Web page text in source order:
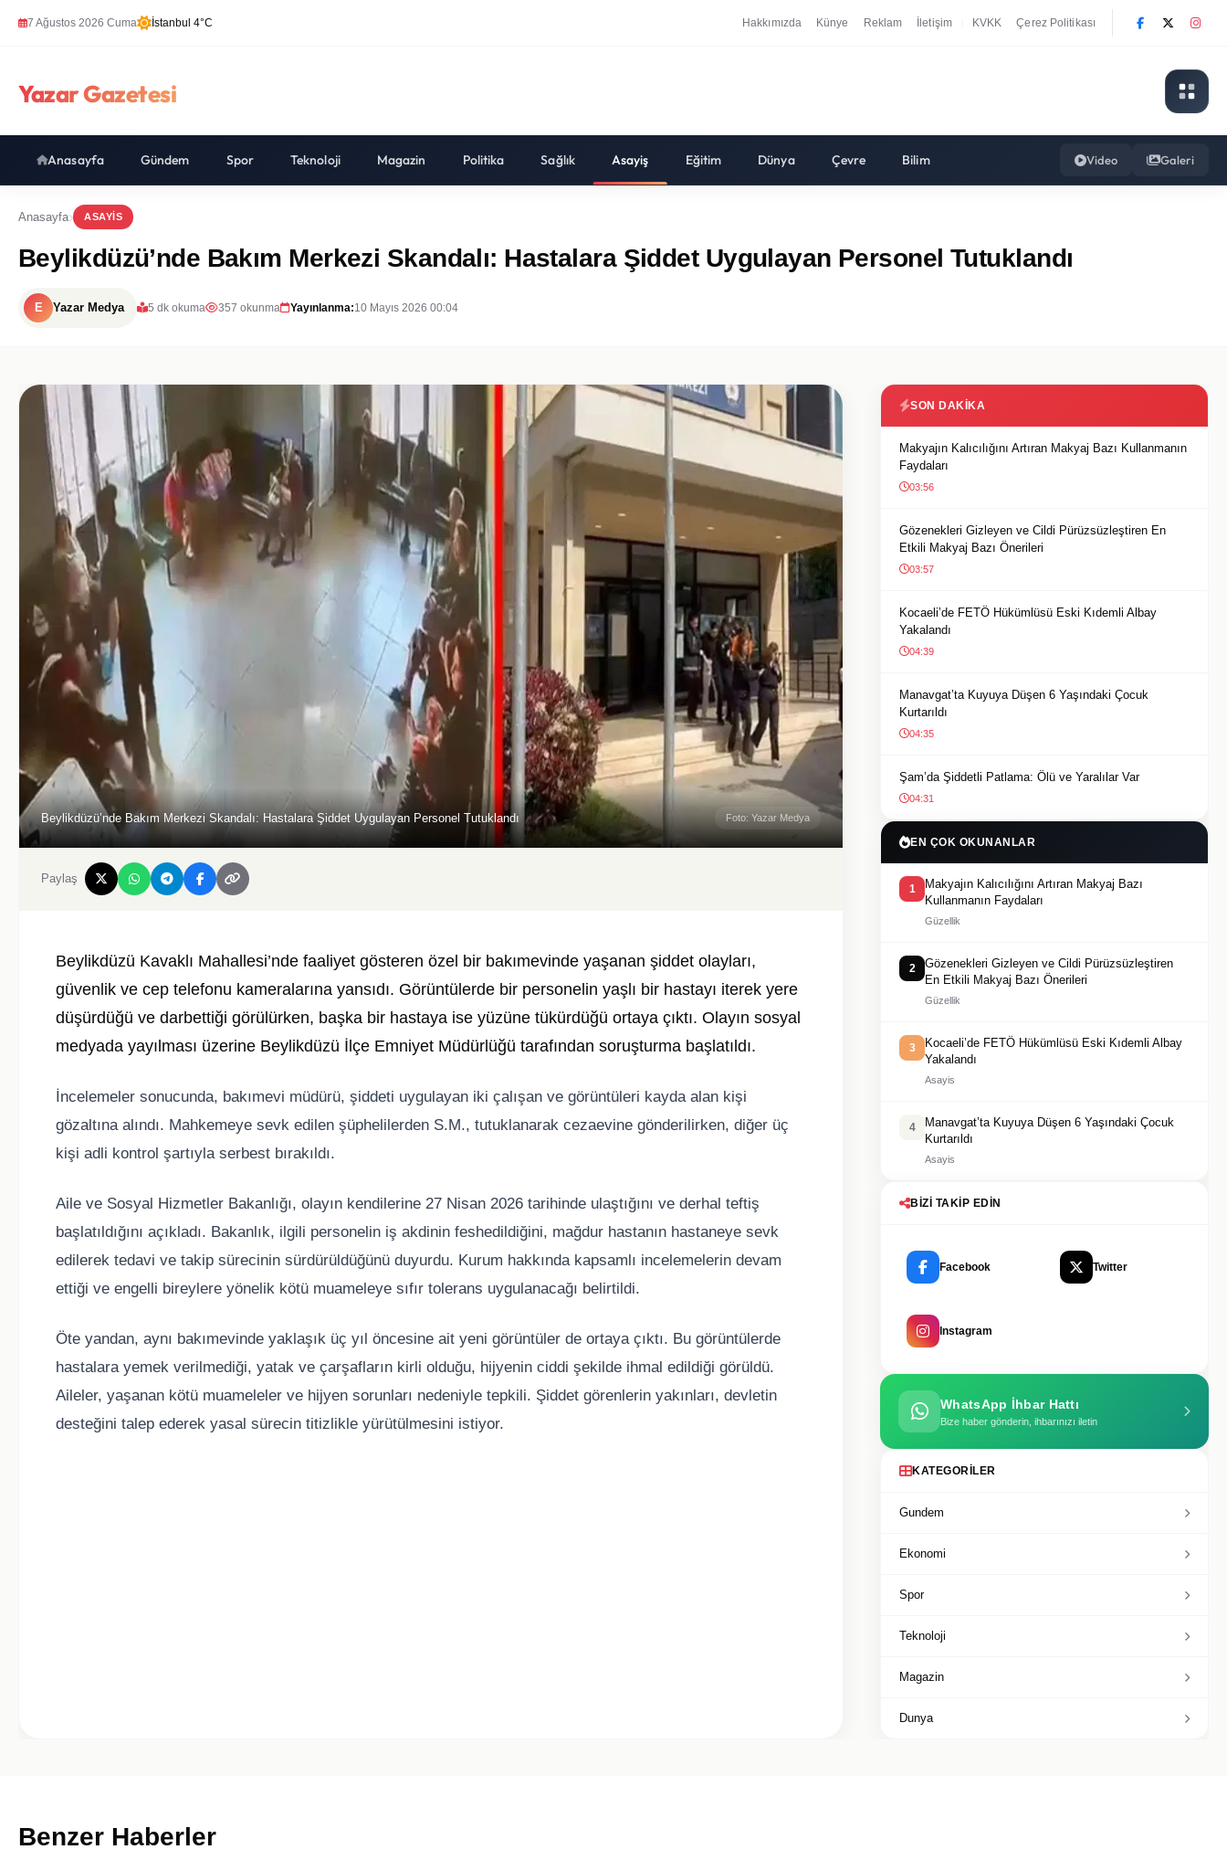
7 Ağustos 2026 Cuma İstanbul 4°C Hakkımızda Künye Reklam İletişim KVKK Çerez Politikası
Yazar Gazetesi
Anasayfa Gündem Spor Teknoloji Magazin Politika Sağlık Asayiş Eğitim Dünya Çevre Bilim Video Galeri
Anasayfa ASAYIS
Beylikdüzü’nde Bakım Merkezi Skandalı: Hastalara Şiddet Uygulayan Personel Tutuklandı
E Yazar Medya 5 dk okuma 357 okunma Yayınlanma:10 Mayıs 2026 00:04
Beylikdüzü’nde Bakım Merkezi Skandalı: Hastalara Şiddet Uygulayan Personel Tutuklandı Foto: Yazar Medya
Paylaş
Beylikdüzü Kavaklı Mahallesi’nde faaliyet gösteren özel bir bakımevinde yaşanan şiddet olayları,
güvenlik ve cep telefonu kameralarına yansıdı. Görüntülerde bir personelin yaşlı bir hastayı iterek yere
düşürdüğü ve darbettiği görülürken, başka bir hastaya ise yüzüne tükürdüğü ortaya çıktı. Olayın sosyal
medyada yayılması üzerine Beylikdüzü İlçe Emniyet Müdürlüğü tarafından soruşturma başlatıldı.
İncelemeler sonucunda, bakımevi müdürü, şiddeti uygulayan iki çalışan ve görüntüleri kayda alan kişi
gözaltına alındı. Mahkemeye sevk edilen şüphelilerden S.M., tutuklanarak cezaevine gönderilirken, diğer üç
kişi adli kontrol şartıyla serbest bırakıldı.
Aile ve Sosyal Hizmetler Bakanlığı, olayın kendilerine 27 Nisan 2026 tarihinde ulaştığını ve derhal teftiş
başlatıldığını açıkladı. Bakanlık, ilgili personelin iş akdinin feshedildiğini, mağdur hastanın hastaneye sevk
edilerek tedavi ve takip sürecinin sürdürüldüğünü duyurdu. Kurum hakkında kapsamlı incelemelerin devam
ettiği ve engelli bireylere yönelik kötü muameleye sıfır tolerans uygulanacağı belirtildi.
Öte yandan, aynı bakımevinde yaklaşık üç yıl öncesine ait yeni görüntüler de ortaya çıktı. Bu görüntülerde
hastalara yemek verilmediği, yatak ve çarşafların kirli olduğu, hijyenin ciddi şekilde ihmal edildiği görüldü.
Aileler, yaşanan kötü muameleler ve hijyen sorunları nedeniyle tepkili. Şiddet görenlerin yakınları, devletin
desteğini talep ederek yasal sürecin titizlikle yürütülmesini istiyor.
SON DAKIKA
Makyajın Kalıcılığını Artıran Makyaj Bazı Kullanmanın
Faydaları
03:56
Gözenekleri Gizleyen ve Cildi Pürüzsüzleştiren En
Etkili Makyaj Bazı Önerileri
03:57
Kocaeli’de FETÖ Hükümlüsü Eski Kıdemli Albay
Yakalandı
04:39
Manavgat’ta Kuyuya Düşen 6 Yaşındaki Çocuk
Kurtarıldı
04:35
Şam’da Şiddetli Patlama: Ölü ve Yaralılar Var
04:31
EN ÇOK OKUNANLAR
1
Makyajın Kalıcılığını Artıran Makyaj Bazı
Kullanmanın Faydaları
Güzellik
2
Gözenekleri Gizleyen ve Cildi Pürüzsüzleştiren
En Etkili Makyaj Bazı Önerileri
Güzellik
3
Kocaeli’de FETÖ Hükümlüsü Eski Kıdemli Albay
Yakalandı
Asayis
4
Manavgat’ta Kuyuya Düşen 6 Yaşındaki Çocuk
Kurtarıldı
Asayis
BIZI TAKIP EDIN
Facebook Twitter
Instagram
WhatsApp İhbar Hattı
Bize haber gönderin, ihbarınızı iletin
KATEGORILER
Gundem
Ekonomi
Spor
Teknoloji
Magazin
Dunya
Benzer Haberler